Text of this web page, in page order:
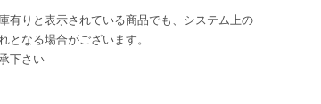
有りと表示されている商品でも、システム上の
となる場合がございます。
下さい